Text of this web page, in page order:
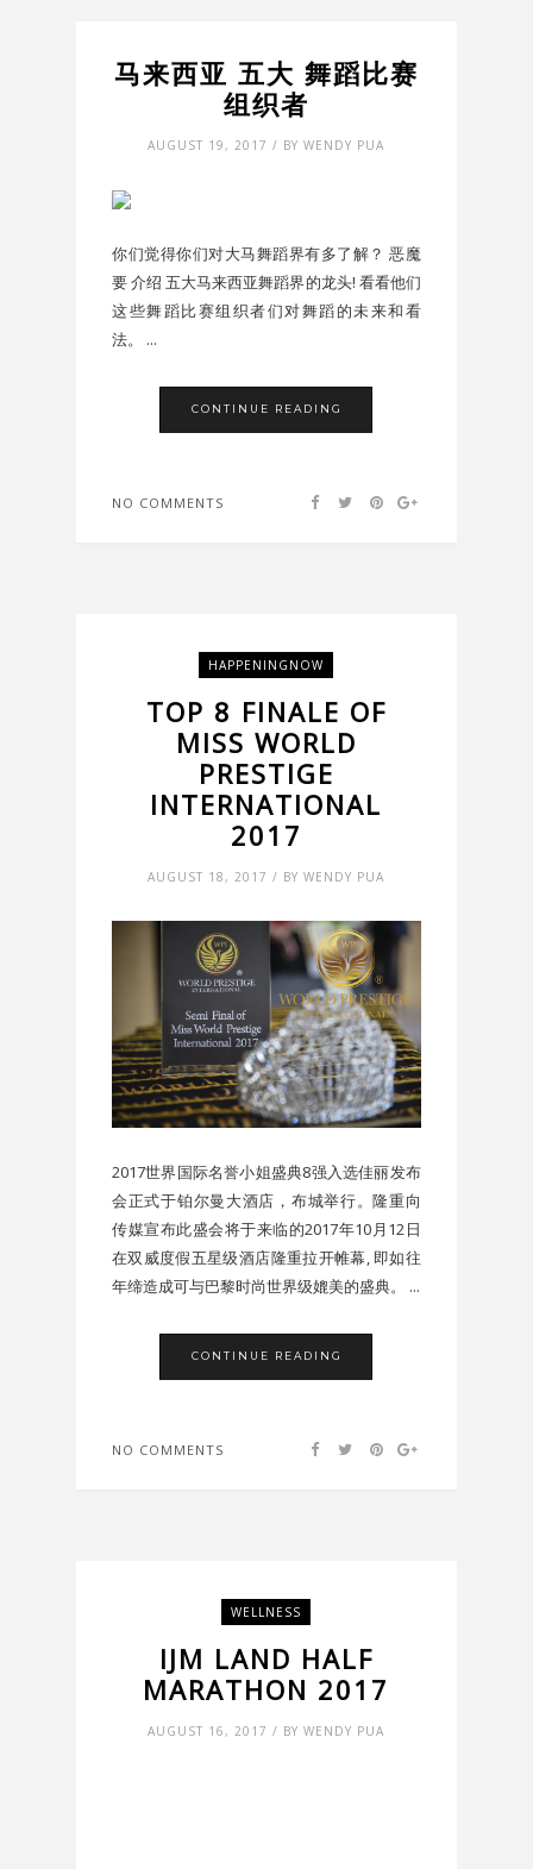
马来西亚 五大 舞蹈比赛
组织者
AUGUST 19, 2017 / BY WENDY PUA
你们觉得你们对大马舞蹈界有多了解？ 恶魔
要 介绍 五大马来西亚舞蹈界的龙头! 看看他们
这些舞蹈比赛组织者们对舞蹈的未来和看
法。 ...
CONTINUE READING
NO COMMENTS
HAPPENINGNOW
TOP 8 FINALE OF
MISS WORLD
PRESTIGE
INTERNATIONAL
2017
AUGUST 18, 2017 / BY WENDY PUA
2017世界国际名誉小姐盛典8强入选佳丽发布
会正式于铂尔曼大酒店，布城举行。隆重向
传媒宣布此盛会将于来临的2017年10月12日
在双威度假五星级酒店隆重拉开帷幕, 即如往
年缔造成可与巴黎时尚世界级媲美的盛典。 ...
CONTINUE READING
NO COMMENTS
WELLNESS
IJM LAND HALF
MARATHON 2017
AUGUST 16, 2017 / BY WENDY PUA